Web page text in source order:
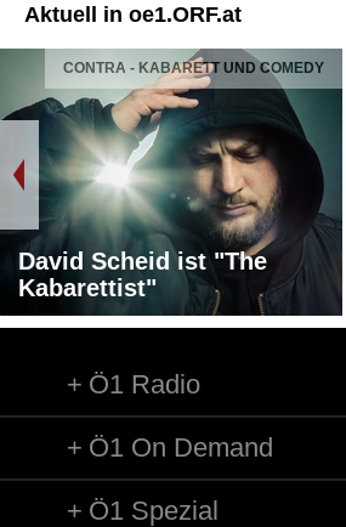
Aktuell in oe1.ORF.at
CONTRA - KABARETT UND COMEDY
David Scheid ist "The
Kabarettist"
Ö1 Radio
Ö1 On Demand
Ö1 Spezial